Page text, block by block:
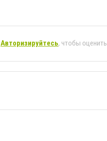
Авторизируйтесь, чтобы оценить